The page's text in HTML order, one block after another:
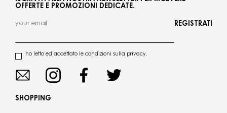
OFFERTE E PROMOZIONI DEDICATE.
ho letto ed accettato le condizioni sulla privacy.
REGISTRATI
SHOPPING